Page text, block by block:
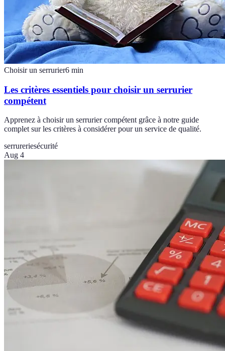
Choisir un serrurier6 min
Les critères essentiels pour choisir un serrurier
compétent
Apprenez à choisir un serrurier compétent grâce à notre guide
complet sur les critères à considérer pour un service de qualité.
serrureriesécurité
Aug 4